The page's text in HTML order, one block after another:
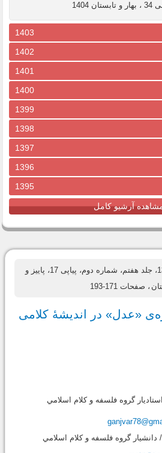
1404
1403
1402
1401
1400
1399
1398
1397
1396
1395
آرشیو کامل
معرفت کلامی، سال 1395، جلد هفتم، شماره دوم، پیاپی 17، پاییز و
، صفحات 171-193
«عدل» در اندیشۀ کلامی
گروه فلسفه و کلام اسلامي
/ دانشيار گروه فلسفه و کلام اسلامي